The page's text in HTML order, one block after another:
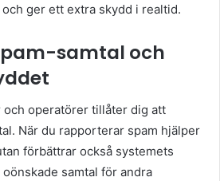
ger ett extra skydd i realtid.
samtal och
och operatörer tillåter dig att
När du rapporterar spam hjälper
förbättrar också systemets
samtal för andra